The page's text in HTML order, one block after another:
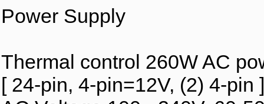
Power Supply
Thermal control 260W AC
[ 24-pin, 4-pin=12V, (2) 4-pin ]